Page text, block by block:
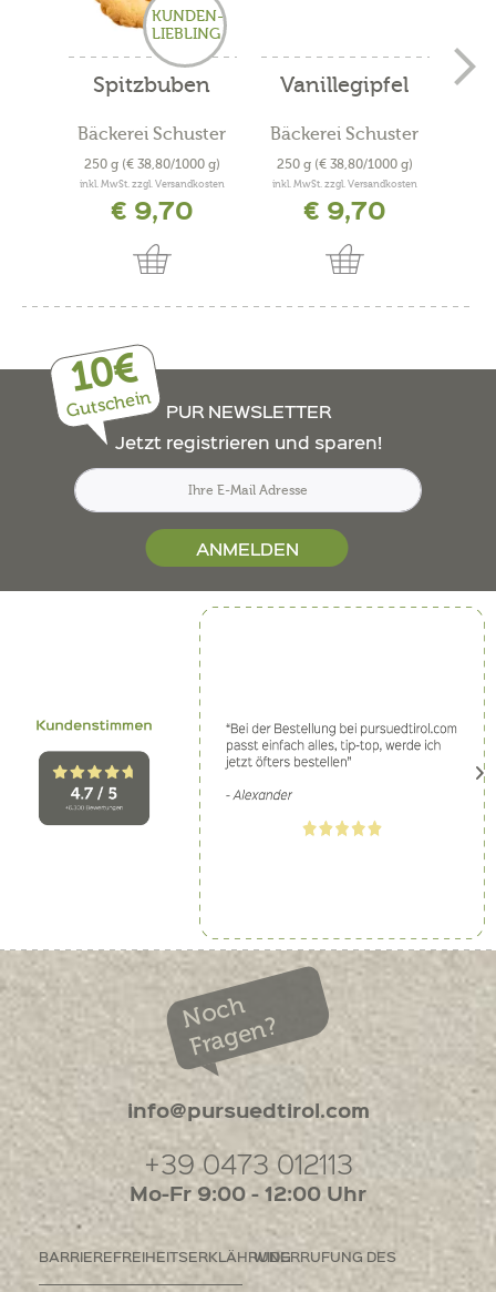
KUNDEN-
LIEBLING
Spitzbuben
Bäckerei Schuster
250 g (€ 38,80/1000 g)
inkl. MwSt. zzgl. Versandkosten
€ 9,70
Vanillegipfel
Bäckerei Schuster
250 g (€ 38,80/1000 g)
inkl. MwSt. zzgl. Versandkosten
€ 9,70
10€
Gutschein
PUR NEWSLETTER
Jetzt registrieren und sparen!
ANMELDEN
Noch
Fragen?
info@pursuedtirol.com
+39 0473 012113
Mo-Fr 9:00 - 12:00 Uhr
BARRIEREFREIHEITSERKLÄHRUNGWIDERRUFUNG DES